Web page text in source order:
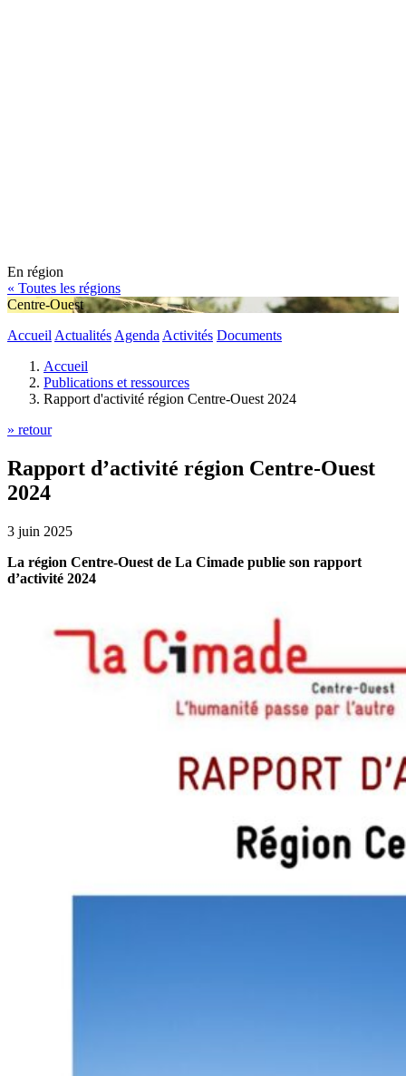
En région
« Toutes les régions
Centre-Ouest
Accueil Actualités Agenda Activités Documents
Accueil
Publications et ressources
Rapport d'activité région Centre-Ouest 2024
» retour
Rapport d’activité région Centre-Ouest
2024
3 juin 2025
La région Centre-Ouest de La Cimade publie son rapport
d’activité 2024